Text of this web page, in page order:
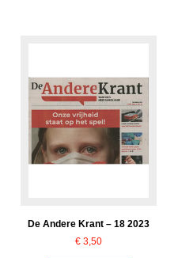
De Andere Krant – 18 2023
€ 3,50